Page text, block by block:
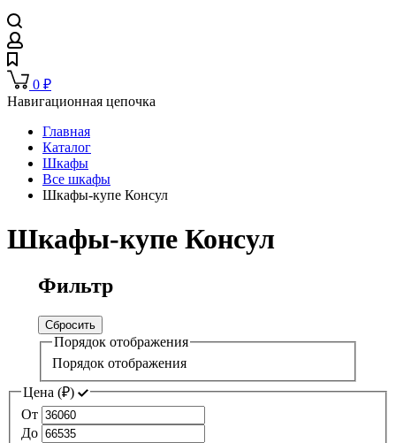
0 ₽
Навигационная цепочка
Главная
Каталог
Шкафы
Все шкафы
Шкафы-купе Консул
Шкафы-купе Консул
Фильтр
Сбросить
Порядок отображения
Порядок отображения
Цена (₽)
От
До